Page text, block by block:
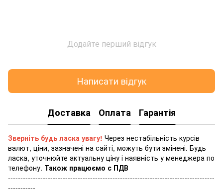
Додайте перший відгук
Написати відгук
Доставка Оплата Гарантія
Зверніть будь ласка увагу! Через нестабільність курсів
валют, ціни, зазначені на сайті, можуть бути змінені. Будь
ласка, уточнюйте актуальну ціну і наявність у менеджера по
телефону. Також працюємо с ПДВ
-----------------------------------------------------------------------------------
-----------